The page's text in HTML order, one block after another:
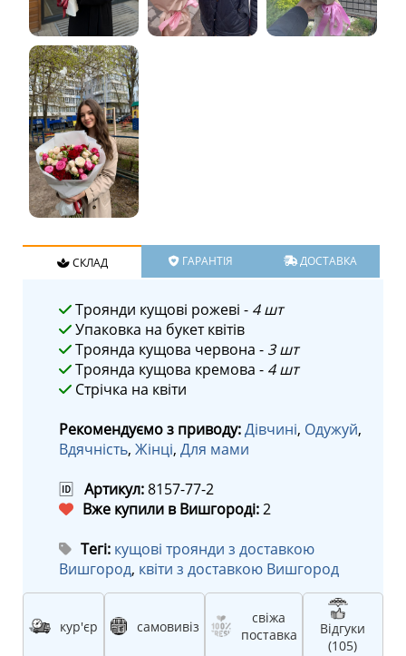
СКЛАД ГАРАНТІЯ ДОСТАВКА
Троянди кущові рожеві - 4 шт
Упаковка на букет квітів
Троянда кущова червона - 3 шт
Троянда кущова кремова - 4 шт
Стрічка на квіти
Рекомендуємо з приводу:Дівчині, Одужуй,
Вдячність, Жінці, Для мами
🆔 Артикул:8157-77-2
Вже купили в Вишгороді:2
Тегі: кущові троянди з доставкою
Вишгород, квіти з доставкою Вишгород
кур'єр самовивіз
свіжа
поставка
Відгуки
(105)